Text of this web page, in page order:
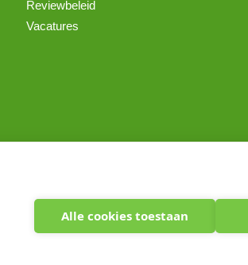
Alle cookies toestaan
Reviewbeleid
Vacatures